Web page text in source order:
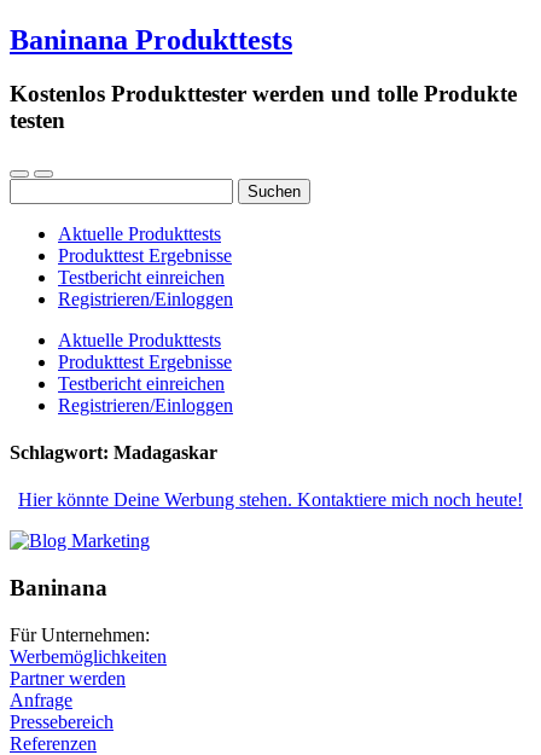
Baninana Produkttests
Kostenlos Produkttester werden und tolle Produkte
testen
nach:
Aktuelle Produkttests
Produkttest Ergebnisse
Testbericht einreichen
Registrieren/Einloggen
Aktuelle Produkttests
Produkttest Ergebnisse
Testbericht einreichen
Registrieren/Einloggen
Schlagwort: Madagaskar
Hier könnte Deine Werbung stehen. Kontaktiere mich noch heute!
Baninana
Für Unternehmen:
Werbemöglichkeiten
Partner werden
Anfrage
Pressebereich
Referenzen